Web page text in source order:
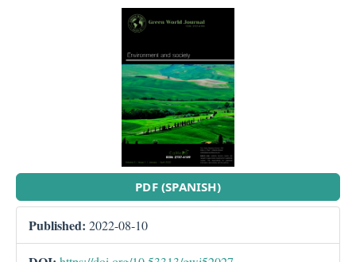
PDF (SPANISH)
Published: 2022-08-10